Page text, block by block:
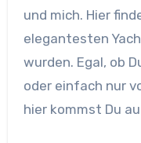
und mich. Hier
elegantesten
wurden. Egal, ob
oder einfach nur
hier kommst Du